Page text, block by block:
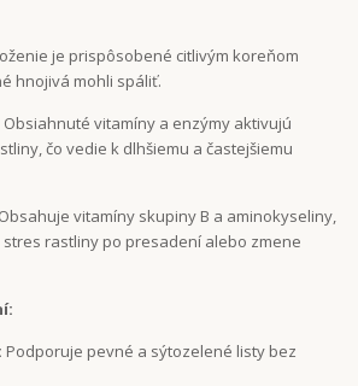
je prispôsobené citlivým koreňom
hnojivá mohli spáliť.
Obsiahnuté vitamíny a enzýmy aktivujú
čo vedie k dlhšiemu a častejšiemu
Obsahuje vitamíny skupiny B a aminokyseliny,
rastliny po presadení alebo zmene
Podporuje pevné a sýtozelené listy bez